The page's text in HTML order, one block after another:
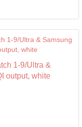
1-9/Ultra &
output, white